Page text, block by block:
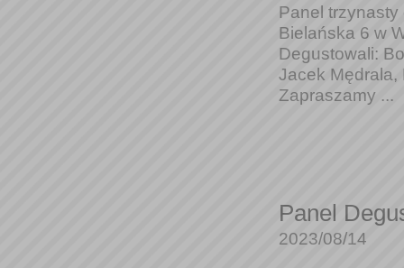
Panel trzynasty
Bielańska 6 w
Degustowali:
Jacek Mędrala,
Zapraszamy ...
Panel
2023/08/14